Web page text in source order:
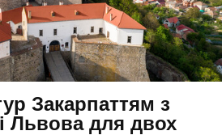
Закарпаттям з
Львова для двох